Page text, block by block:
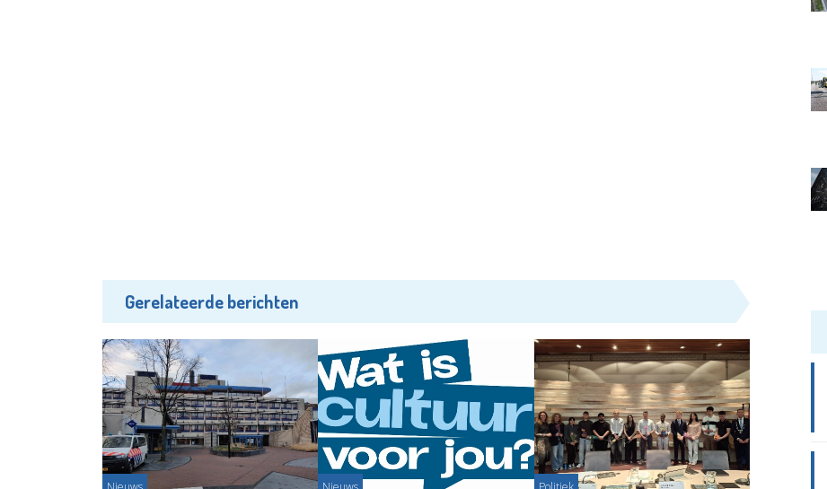
Gerelateerde berichten